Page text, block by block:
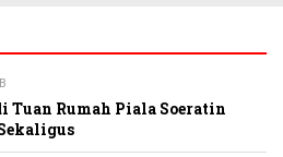
Tuan Rumah Piala Soeratin